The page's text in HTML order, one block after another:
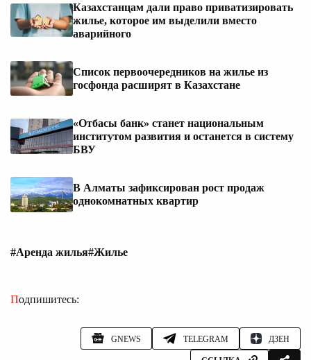
Казахстанцам дали право приватизировать
жилье, которое им выделили вместо
аварийного
Список первоочередников на жилье из
госфонда расширят в Казахстане
«Отбасы банк» станет национальным
институтом развития и останется в систему
БВУ
В Алматы зафиксирован рост продаж
однокомнатных квартир
#Аренда жилья#Жилье
Подпишитесь:
GNEWS TELEGRAM ДЗЕН